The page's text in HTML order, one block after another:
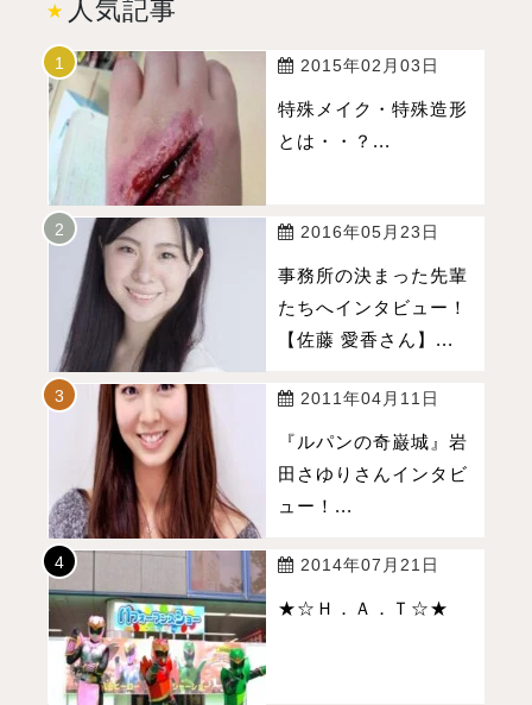
人気記事
2015年02月03日
特殊メイク・特殊造形
とは・・？...
2016年05月23日
事務所の決まった先輩
たちへインタビュー！
【佐藤 愛香さん】...
2011年04月11日
『ルパンの奇巌城』岩
田さゆりさんインタビ
ュー！...
2014年07月21日
★☆Ｈ．Ａ．Ｔ☆★